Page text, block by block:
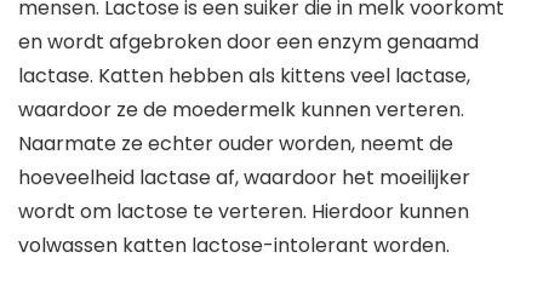
mensen. Lactose is een suiker die in melk voorkomt
en wordt afgebroken door een enzym genaamd
lactase. Katten hebben als kittens veel lactase,
waardoor ze de moedermelk kunnen verteren.
Naarmate ze echter ouder worden, neemt de
hoeveelheid lactase af, waardoor het moeilijker
wordt om lactose te verteren. Hierdoor kunnen
volwassen katten lactose-intolerant worden.